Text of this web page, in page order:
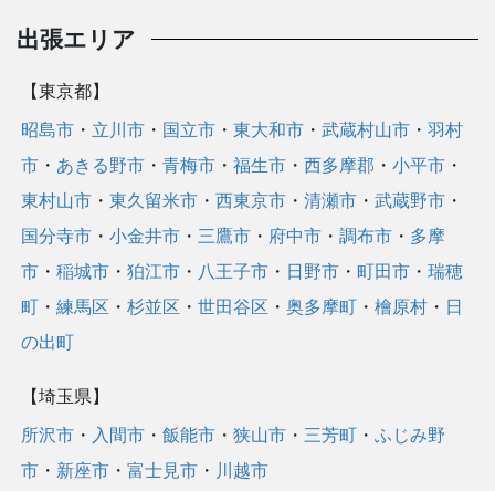
出張エリア
【東京都】
昭島市 ・ 立川市 ・ 国立市 ・東大和市 ・武蔵村山市 ・羽村
市 ・ あきる野市 ・青梅市 ・福生市 ・西多摩郡 ・小平市 ・
東村山市 ・東久留米市 ・西東京市 ・清瀬市 ・武蔵野市 ・
国分寺市 ・小金井市 ・ 三鷹市 ・ 府中市 ・調布市 ・ 多摩
市 ・稲城市 ・狛江市 ・ 八王子市 ・ 日野市 ・町田市 ・瑞穂
町 ・練馬区 ・杉並区 ・世田谷区 ・奥多摩町 ・檜原村 ・ 日
の出町
【埼玉県】
所沢市 ・ 入間市 ・飯能市 ・狭山市 ・ 三芳町 ・ふじみ野
市 ・ 新座市 ・富士見市 ・ 川越市